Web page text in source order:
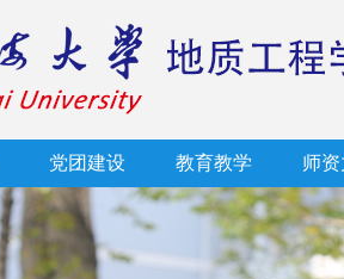
党团建设 教育教学 师